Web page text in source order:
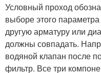
Условный проход
выборе этого
другую арматуру или
должны совпадать.
водяной клапан после
фильтр. Все три